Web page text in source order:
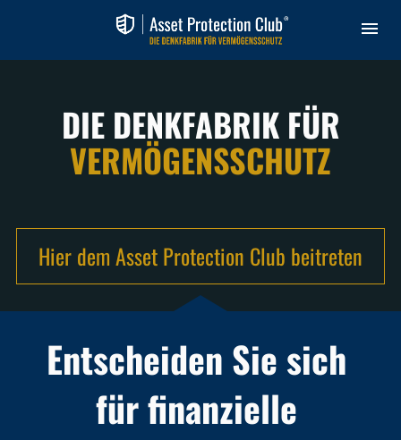
DIE DENKFABRIK FÜR
VERMÖGENSSCHUTZ
Hier dem Asset Protection Club beitreten
Entscheiden Sie sich
für finanzielle